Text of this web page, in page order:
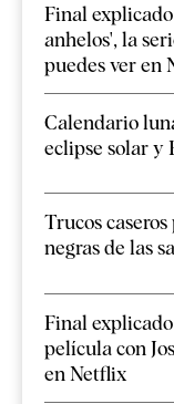
Final
anhelos', la
puedes ver en
Calendario
eclipse solar y
Trucos
negras de las
Final
película con
en Netflix